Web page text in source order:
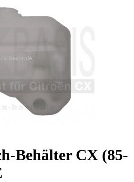
Behälter CX (85-